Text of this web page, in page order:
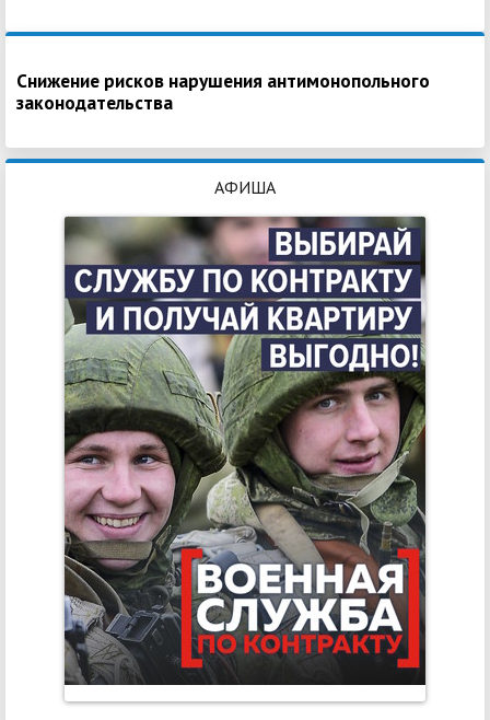
Снижение рисков нарушения антимонопольного
законодательства
АФИША